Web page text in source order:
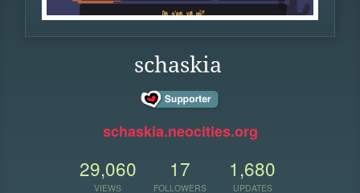
schaskia
schaskia.neocities.org
29,060
VIEWS
17
FOLLOWERS
1,680
UPDATES